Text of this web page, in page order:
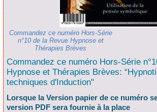
Commandez ce numéro Hors-Série
n°10 de la Revue Hypnose et
Thérapies Brèves
Commandez ce numéro Hors-Série
Hypnose et Thérapies Brèves:
techniques d'Induction"
Lorsque la Version papier de ce numéro sera épuisée, la
version PDF sera fournie à la place